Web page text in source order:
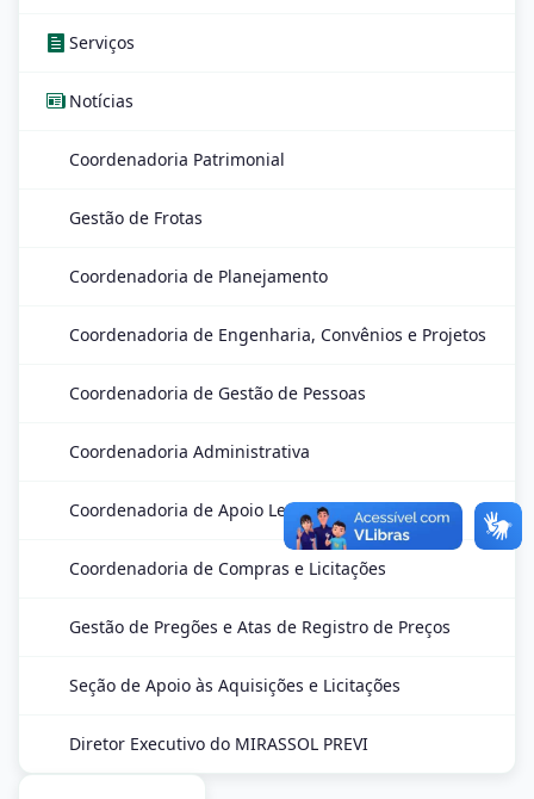
Serviços
Notícias
Coordenadoria Patrimonial
Gestão de Frotas
Coordenadoria de Planejamento
Coordenadoria de Engenharia, Convênios e Projetos
Coordenadoria de Gestão de Pessoas
Coordenadoria Administrativa
Coordenadoria de Apoio Legislativo e CPD
Coordenadoria de Compras e Licitações
Gestão de Pregões e Atas de Registro de Preços
Seção de Apoio às Aquisições e Licitações
Diretor Executivo do MIRASSOL PREVI